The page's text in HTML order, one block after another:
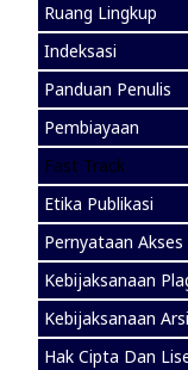
Ruang Lingkup
Indeksasi
Panduan Penulis
Pembiayaan
Fast Track
Etika Publikasi
Pernyataan Akses
Kebijaksanaan
Kebijaksanaan
Hak Cipta Dan